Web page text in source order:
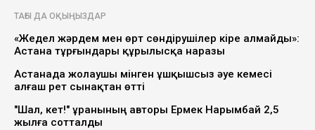
ТАҒЫ ДА ОҚЫҢЫЗДАР
«Жедел жәрдем мен өрт сөндірушілер кіре алмайды»:
Астана тұрғындары құрылысқа наразы
Астанада жолаушы мінген ұшқышсыз әуе кемесі
алғаш рет сынақтан өтті
"Шал, кет!" ұранының авторы Ермек Нарымбай 2,5
жылға сотталды